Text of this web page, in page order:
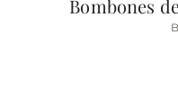
Bombones